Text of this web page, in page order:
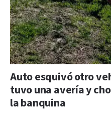
Auto esquivó otro
tuvo una avería y
la banquina